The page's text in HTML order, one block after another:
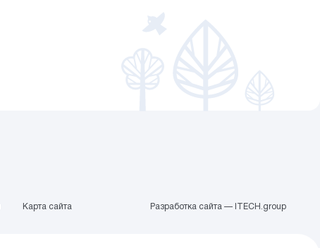
Карта сайта Разработка сайта — ITECH.group